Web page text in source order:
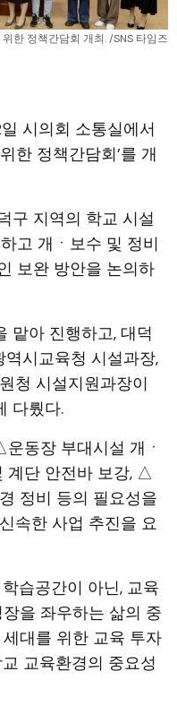
한 정책간담회 개최. /SNS 타임즈
시의회 소통실에서
한 정책간담회’를 개
구 지역의 학교 시설
고 개ㆍ보수 및 정비
보완 방안을 논의하
맡아 진행하고, 대덕
시교육청 시설과장,
청 시설지원과장이
다뤘다.
동장 부대시설 개ㆍ
계단 안전바 보강, △
정비 등의 필요성을
속한 사업 추진을 요
습공간이 아닌, 교육
을 좌우하는 삶의 중
대를 위한 교육 투자
교육환경의 중요성